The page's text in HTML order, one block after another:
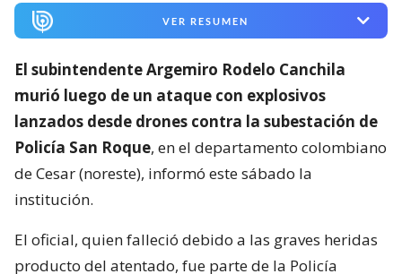
VER RESUMEN
El subintendente Argemiro Rodelo Canchila
murió luego de un ataque con explosivos
lanzados desde drones contra la subestación de
Policía San Roque, en el departamento colombiano
de Cesar (noreste), informó este sábado la
institución.
El oficial, quien falleció debido a las graves heridas
producto del atentado, fue parte de la Policía